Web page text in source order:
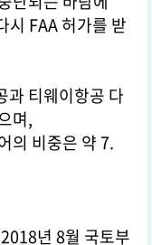
시 FAA 허가를 받
과 티웨이항공 다
며,
의 비중은 약 7.
년 8월 국토부